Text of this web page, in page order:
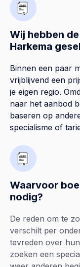
Wij hebben
Harkema
Binnen een paar
vrijblijvend een
je eigen regio.
naar het aanbod
baseren op
specialisme of
Waarvoor
nodig?
De reden om te
verschilt per
tevreden over
zoeken een